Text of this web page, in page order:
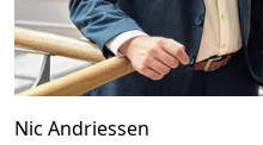
Nic Andriessen